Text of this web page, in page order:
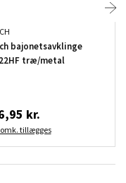
bajonetsavklinge
træ/metal
kr.
omk. tillægges